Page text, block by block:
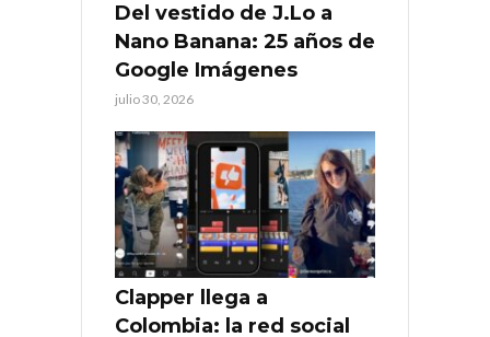
Del vestido de J.Lo a
Nano Banana: 25 años de
Google Imágenes
julio 30, 2026
Clapper llega a
Colombia: la red social